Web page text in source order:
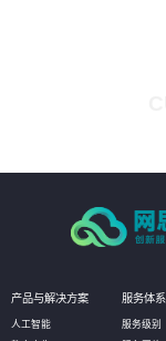
产品与解决方案
人工智能
服务体系
服务级别